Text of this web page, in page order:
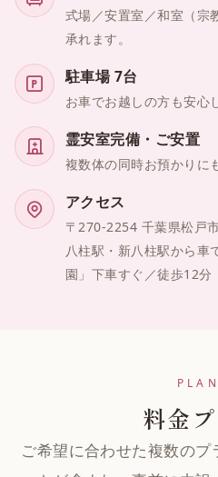
式場／安置室／和室（宗
承れます。
駐車場 7台
お車でお越しの方も安心
霊安室完備・ご安置
複数体の同時お預かりに
アクセス
〒270-2254 千葉県松戸
八柱駅・新八柱駅から車
園」下車すぐ／徒歩12分
料金
ご希望に合わせた複数の